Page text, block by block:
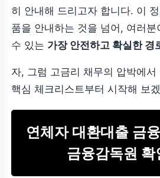
히 안내해 드리고자 합니다. 이
품을 안내하는 것을 넘어, 여러
수 있는 가장 안전하고 확실한 경
자, 그럼 고금리 채무의 압박에
핵심 체크리스트부터 시작해 보
연체자 대환대출 금
금융감독원 확